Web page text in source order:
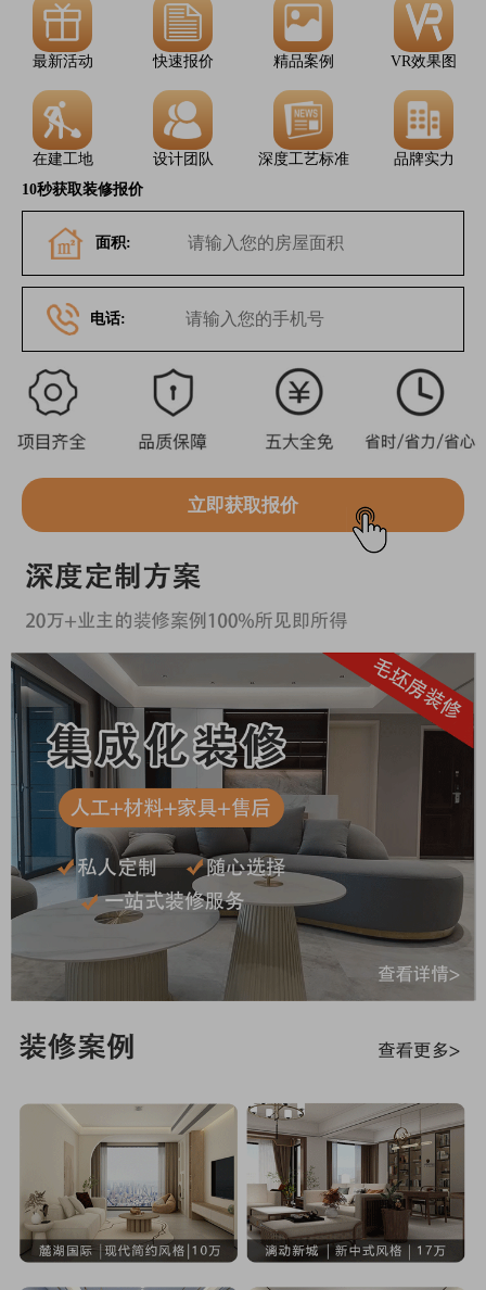
最新活动 快速报价 精品案例 VR效果图
在建工地 设计团队 深度工艺标准
品牌实力
10秒获取装修报价
面积:
电话:
立即获取报价